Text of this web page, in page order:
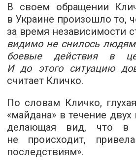
В своем обращении
в Украине произошло то,
за время независимости
видимо не снилось
боевые действия в
И до этого ситуацию
считает Кличко.
По словам Кличко,
«майдана» в течение
делающая вид, что в
не происходит,
последствиям».